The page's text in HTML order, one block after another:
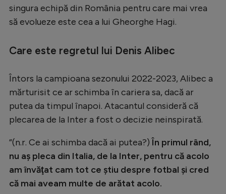
Ligue 1
Campionate
EURO 2024
Stranieri
Clasamente
Tenis
Handbal
Natație
singura echipă din România pentru care mai vrea
să evolueze este cea a lui Gheorghe Hagi.
Care este regretul lui Denis Alibec
Întors la campioana sezonului 2022-2023, Alibec a
mărturisit ce ar schimba în cariera sa, dacă ar
putea da timpul înapoi. Atacantul consideră că
plecarea de la Inter a fost o decizie neinspirată.
”(n.r. Ce ai schimba dacă ai putea?)În primul rând,
nu aş pleca din Italia, de la Inter, pentru că acolo
am învăţat cam tot ce ştiu despre fotbal şi cred
că mai aveam multe de arătat acolo.